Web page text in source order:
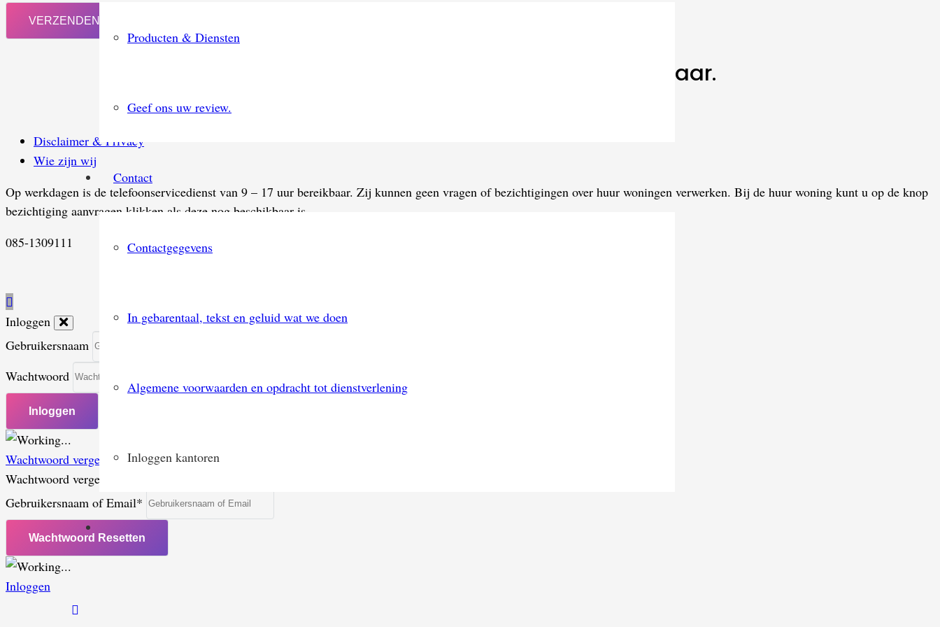
Producten & Diensten
Geef ons uw review.
Contact
Contactgegevens
In gebarentaal, tekst en geluid wat we doen
Algemene voorwaarden en opdracht tot dienstverlening
Inloggen kantoren
Helaas is deze woning niet meer beschikbaar.
Disclaimer & Privacy
Wie zijn wij
Op werkdagen is de telefoonservicedienst van 9 – 17 uur bereikbaar. Zij kunnen geen vragen of bezichtigingen over huur woningen verwerken. Bij de huur woning kunt u op de knop
bezichtiging aanvragen klikken als deze nog beschikbaar is.
085-1309111
Inloggen
Gebruikersnaam
Wachtwoord
Wachtwoord vergeten?
Wachtwoord vergeten
Gebruikersnaam of Email*
Inloggen